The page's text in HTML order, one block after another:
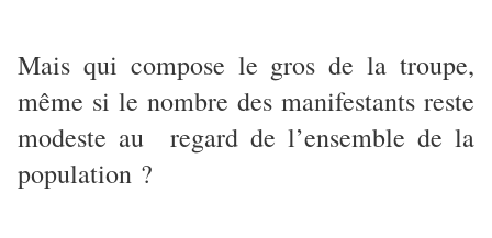
Mais qui compose le gros de la troupe,
même si le nombre des manifestants reste
modeste au regard de l’ensemble de la
population ?